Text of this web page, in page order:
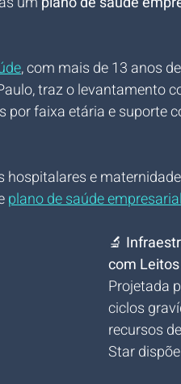
, com mais de 13 anos
traz o levantamento
por faixa etária e suporte
e
plano de saúde
🔬
com
Projetada
ciclos
recursos
Star